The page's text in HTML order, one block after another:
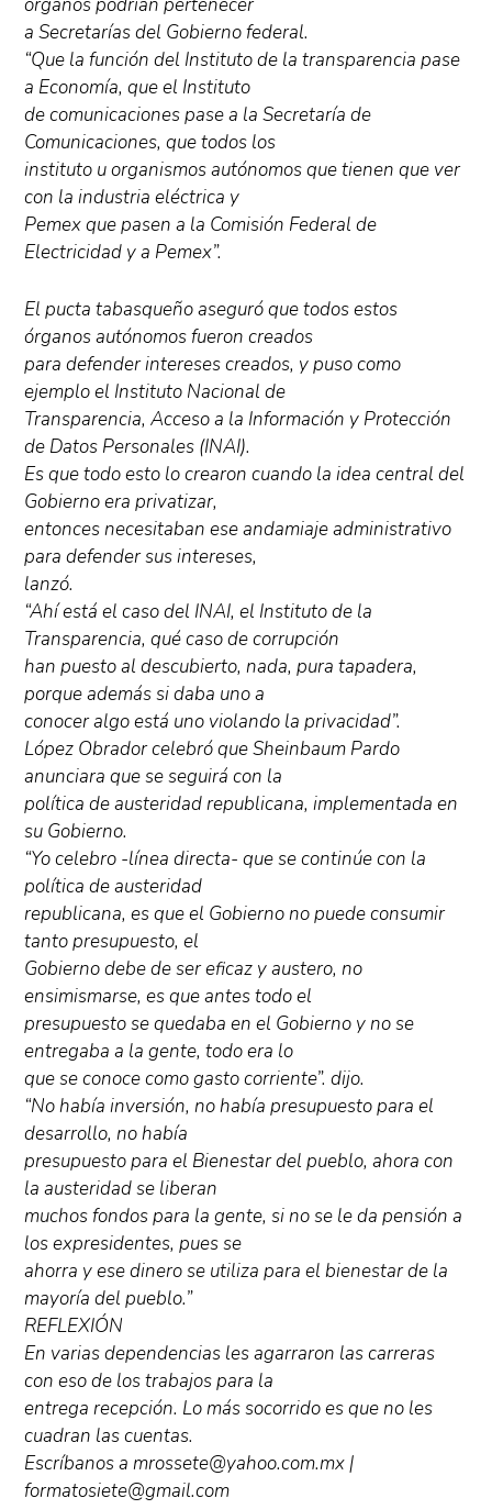
a Secretarías del Gobierno federal.
“Que la función del Instituto de la transparencia pase
a Economía, que el Instituto
de comunicaciones pase a la Secretaría de
Comunicaciones, que todos los
instituto u organismos autónomos que tienen que ver
con la industria eléctrica y
Pemex que pasen a la Comisión Federal de
Electricidad y a Pemex”.
El pucta tabasqueño aseguró que todos estos
órganos autónomos fueron creados
para defender intereses creados, y puso como
ejemplo el Instituto Nacional de
Transparencia, Acceso a la Información y Protección
de Datos Personales (INAI).
Es que todo esto lo crearon cuando la idea central del
Gobierno era privatizar,
entonces necesitaban ese andamiaje administrativo
para defender sus intereses,
lanzó.
“Ahí está el caso del INAI, el Instituto de la
Transparencia, qué caso de corrupción
han puesto al descubierto, nada, pura tapadera,
porque además si daba uno a
conocer algo está uno violando la privacidad”.
López Obrador celebró que Sheinbaum Pardo
anunciara que se seguirá con la
política de austeridad republicana, implementada en
su Gobierno.
“Yo celebro -línea directa- que se continúe con la
política de austeridad
republicana, es que el Gobierno no puede consumir
tanto presupuesto, el
Gobierno debe de ser eficaz y austero, no
ensimismarse, es que antes todo el
presupuesto se quedaba en el Gobierno y no se
entregaba a la gente, todo era lo
que se conoce como gasto corriente”. dijo.
“No había inversión, no había presupuesto para el
desarrollo, no había
presupuesto para el Bienestar del pueblo, ahora con
la austeridad se liberan
muchos fondos para la gente, si no se le da pensión a
los expresidentes, pues se
ahorra y ese dinero se utiliza para el bienestar de la
mayoría del pueblo.”
REFLEXIÓN
En varias dependencias les agarraron las carreras
con eso de los trabajos para la
entrega recepción. Lo más socorrido es que no les
cuadran las cuentas.
Escríbanos a mrossete@yahoo.com.mx |
formatosiete@gmail.com